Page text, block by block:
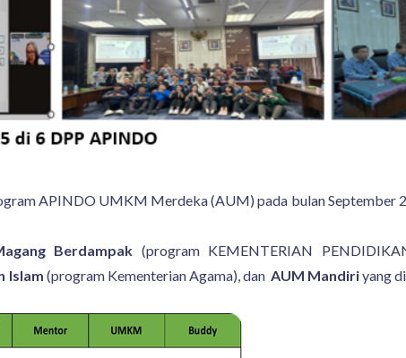
APINDO UMKM Merdeka (AUM) pada bulan September
Berdampak (program KEMENTERIAN
Islam (program Kementerian Agama), dan AUM Mandiriyang